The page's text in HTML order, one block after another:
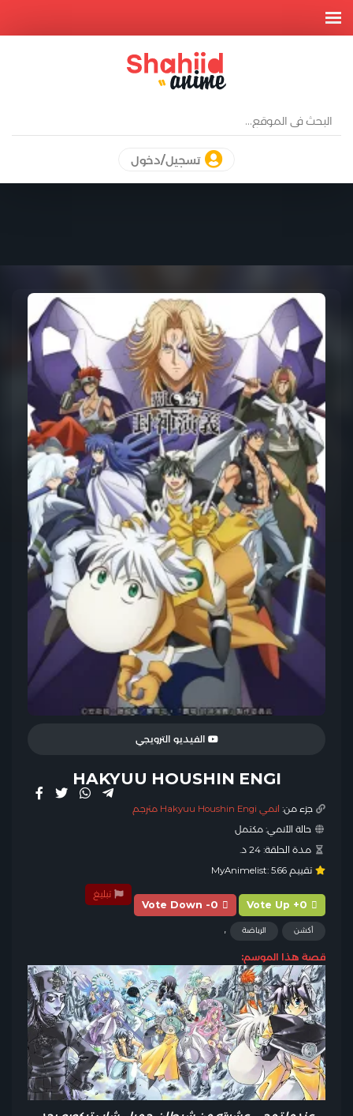
تسجيل/دخول
الفيديو الترويجي
HAKYUU HOUSHIN ENGI
جزء من: انمي Hakyuu Houshin Engi مترجم
حالة الأنمي:مكتمل
مدة الحلقة:24 د.
تقييم MyAnimelist: 5.66
Vote Up +0
Vote Down -0
تبليغ
أكشن الرياضة
قصة هذا الموسم: